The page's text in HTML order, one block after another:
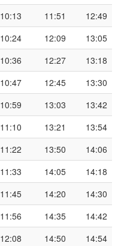
10:13 11:51
12:49
10:24 12:09
13:05
10:36 12:27
13:18
10:47 12:45
13:30
10:59 13:03
13:42
11:10 13:21
13:54
11:22 13:50
14:06
11:33 14:05
14:18
11:45 14:20
14:30
11:56 14:35
14:42
12:08 14:50
14:54